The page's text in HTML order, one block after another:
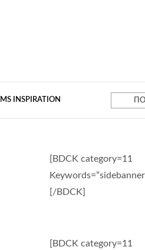
INSPIRATION
[BDCK category=11
[/BDCK]
[BDCK category=11